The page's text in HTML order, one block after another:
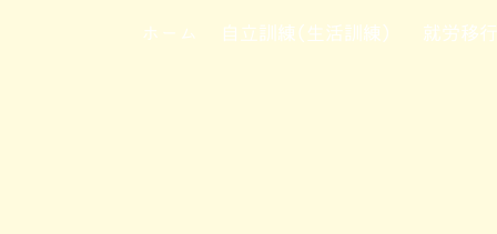
ホーム 自立訓練(生活訓練) 就労移